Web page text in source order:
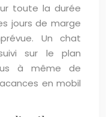
toute la durée
jours de marge
Un chat
sur le plan
à même de
en mobil